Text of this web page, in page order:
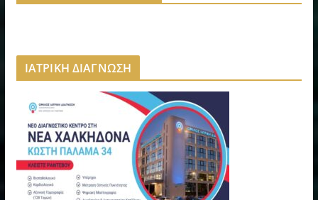
ΙΑΤΡΙΚΗ ΔΙΑΓΝΩΣΗ